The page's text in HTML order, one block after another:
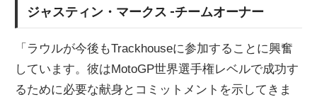
ジャスティン・マークス -チームオーナー
「ラウルが今後もTrackhouseに参加することに興奮
しています。彼はMotoGP世界選手権レベルで成功す
るために必要な献身とコミットメントを示してきま